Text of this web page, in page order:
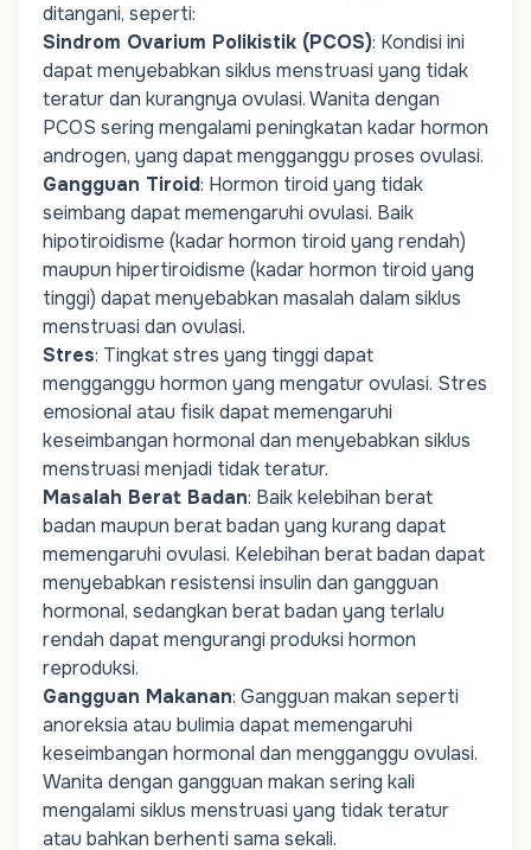
ditangani, seperti:
Sindrom Ovarium Polikistik (PCOS): Kondisi ini
dapat menyebabkan siklus menstruasi yang tidak
teratur dan kurangnya ovulasi. Wanita dengan
PCOS sering mengalami peningkatan kadarhormon
androgen, yang dapat mengganggu proses ovulasi.
Gangguan Tiroid: Hormon tiroid yang tidak
seimbang dapat memengaruhi ovulasi. Baik
hipotiroidisme (kadar hormon tiroid yang rendah)
maupun hipertiroidisme (kadar hormon tiroid yang
tinggi) dapat menyebabkan masalah dalam siklus
menstruasi dan ovulasi.
Stres: Tingkat stres yang tinggi dapat
mengganggu hormon yang mengatur ovulasi. Stres
emosional atau fisik dapat memengaruhi
keseimbangan hormonal dan menyebabkan siklus
menstruasi menjadi tidak teratur.
Masalah Berat Badan: Baik kelebihan berat
badan maupun berat badan yang kurang dapat
memengaruhi ovulasi. Kelebihan berat badan dapat
menyebabkan resistensi insulin dan gangguan
hormonal, sedangkan berat badan yang terlalu
rendah dapat mengurangi produksi hormon
reproduksi.
Gangguan Makanan: Gangguan makan seperti
anoreksia atau bulimia dapat memengaruhi
keseimbangan hormonal dan mengganggu ovulasi.
Wanita dengan gangguan makan sering kali
mengalami siklus menstruasi yang tidak teratur
atau bahkan berhenti sama sekali.